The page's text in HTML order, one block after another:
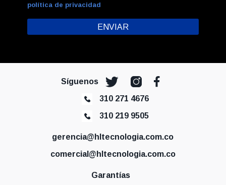
política de privacidad
Síguenos
310 271 4676
310 219 9505
gerencia@hltecnologia.com.co
comercial@hltecnologia.com.co
Garantías